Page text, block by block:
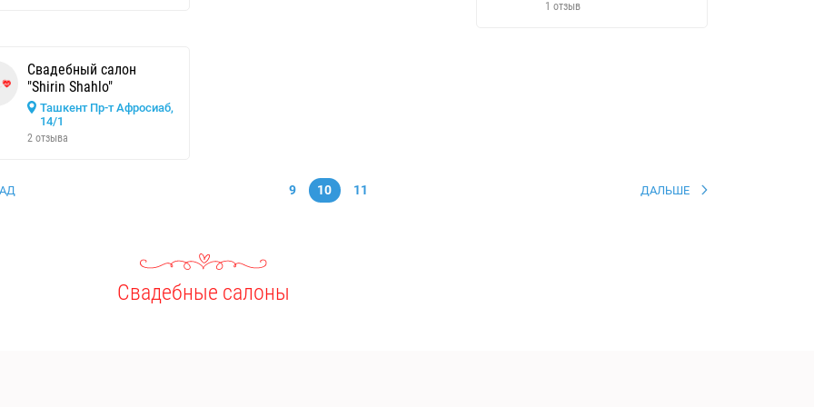
1 отзыв
Свадебный салон
"Shirin Shahlo"
Ташкент Пр-т Афросиаб,
14/1
2 отзыва
9 10 11 ДАЛЬШЕ
Свадебные салоны